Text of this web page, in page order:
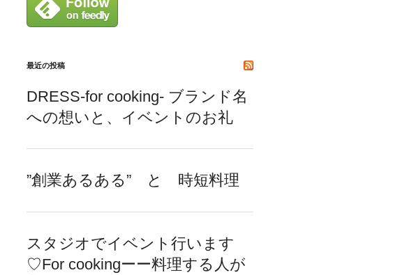
最近の投稿
DRESS-for cooking- ブランド名
への想いと、イベントのお礼
”創業あるある” と 時短料理
スタジオでイベント行います
♡For cookingーー料理する人が